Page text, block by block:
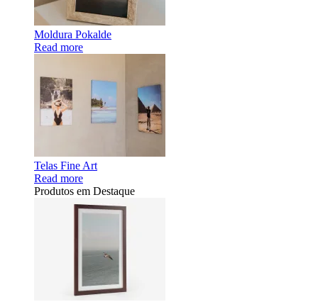
Moldura Pokalde
Read more
Telas Fine Art
Read more
Produtos em Destaque